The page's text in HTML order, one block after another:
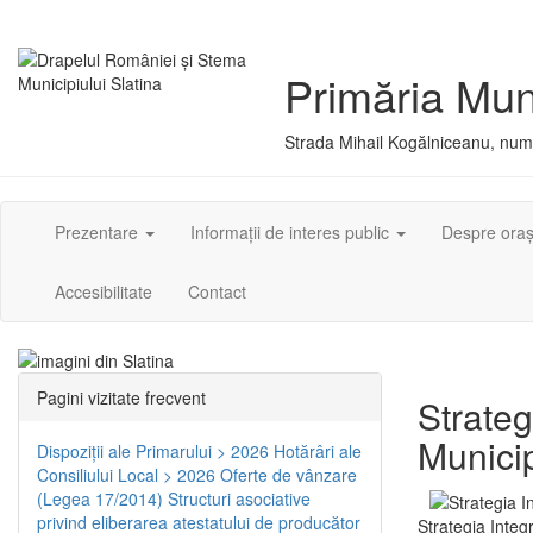
Primăria
Strada Mihail Kogălniceanu,
Prezentare Informații de interes public Despre
Accesibilitate Contact
Strategia
Pagini vizitate frecvent
Dispoziţii ale Primarului > 2026 Hotărâri ale
Consiliului Local > 2026 Oferte de vânzare
(Legea 17/2014) Structuri asociative
privind eliberarea atestatului de producător